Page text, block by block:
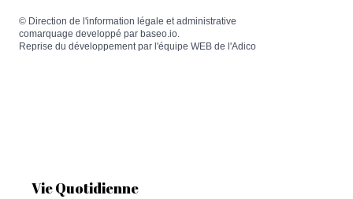
Vie Quotidienne
© Direction de l'information légale et administrative
comarquage developpé par baseo.io.
Reprise du développement par l'équipe WEB de l'Adico